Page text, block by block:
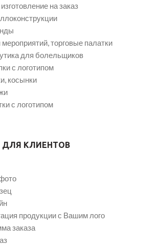
на заказ
торговые палатки
для болельщиков
с логотипом
косынки
с логотипом
КЛИЕНТОВ
продукции с Вашим лого
заказа